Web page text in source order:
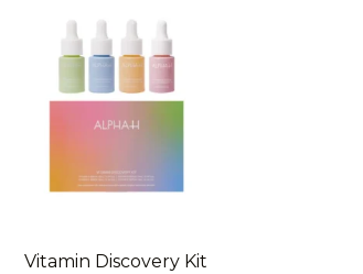
Vitamin Discovery Kit